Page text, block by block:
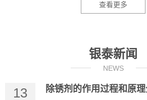
查看更多
银泰新闻
NEWS
13 除锈剂的作用过程和原